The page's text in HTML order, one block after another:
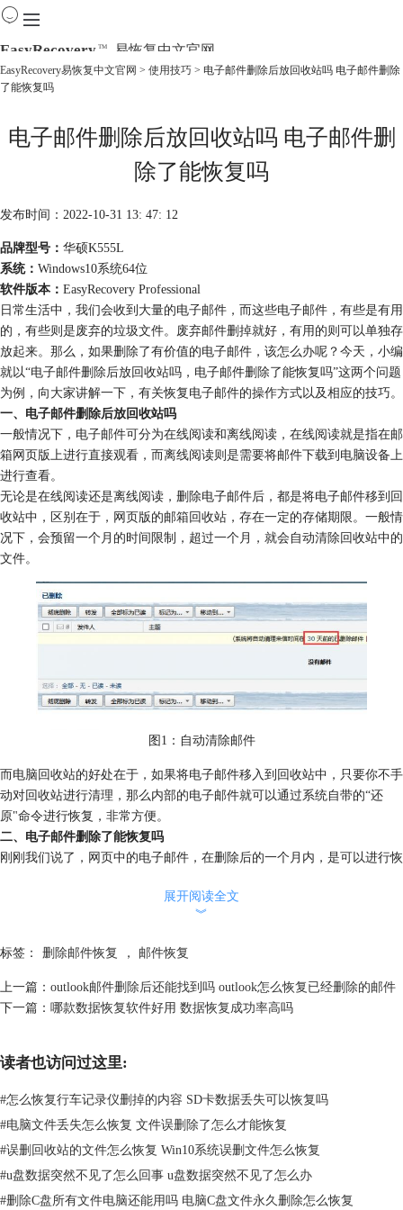
EasyRecovery TM 易恢复中文官网
下载
EasyRecovery易恢复中文官网 > 使用技巧 > 电子邮件删除后放回收站吗 电子邮件删除
了能恢复吗
电子邮件删除后放回收站吗 电子邮件删
除了能恢复吗
发布时间：2022-10-31 13: 47: 12
品牌型号： 华硕K555L
系统： Windows10系统64位
软件版本： EasyRecovery Professional
日常生活中，我们会收到大量的电子邮件，而这些电子邮件，有些是有用
的，有些则是废弃的垃圾文件。废弃邮件删掉就好，有用的则可以单独存
放起来。那么，如果删除了有价值的电子邮件，该怎么办呢？今天，小编
就以“电子邮件删除后放回收站吗，电子邮件删除了能恢复吗”这两个问题
为例，向大家讲解一下，有关恢复电子邮件的操作方式以及相应的技巧。
一、 电子邮件删除后放回收站吗
一般情况下，电子邮件可分为在线阅读和离线阅读，在线阅读就是指在邮
箱网页版上进行直接观看，而离线阅读则是需要将邮件下载到电脑设备上
进行查看。
无论是在线阅读还是离线阅读，删除电子邮件后，都是将电子邮件移到回
收站中，区别在于，网页版的邮箱回收站，存在一定的存储期限。一般情
况下，会预留一个月的时间限制，超过一个月，就会自动清除回收站中的
文件。
图1：自动清除邮件
而电脑回收站的好处在于，如果将电子邮件移入到回收站中，只要你不手
动对回收站进行清理，那么内部的电子邮件就可以通过系统自带的“还
原"命令进行恢复，非常方便。
二、 电子邮件删除了能恢复吗
刚刚我们说了，网页中的电子邮件，在删除后的一个月内，是可以进行恢
在这里，小编向大家推荐一款实用又便捷的数据恢复软件——
EasyRecovery。这是一款专门针对于数据丢失、文件乱码等问题研发的数
据恢复软件，兼容windows和mac双系统平台，可以恢复U盘、磁盘、回收
下面，小编就以这款软件为例，向大家演示一下，恢复删除电子邮件的详
1、选择电子邮件
启动EasyRecovery后，在“选择恢复内容”的操作界面中，勾选第二排的“电
子邮件”选项。选择完成后，点击底部的“下一个”命令。
展开阅读全文
︾
标签： 删除邮件恢复 ， 邮件恢复
上一篇： outlook邮件删除后还能找到吗 outlook怎么恢复已经删除的邮件
下一篇： 哪款数据恢复软件好用 数据恢复成功率高吗
读者也访问过这里:
#怎么恢复行车记录仪删掉的内容 SD卡数据丢失可以恢复吗
#电脑文件丢失怎么恢复 文件误删除了怎么才能恢复
#误删回收站的文件怎么恢复 Win10系统误删文件怎么恢复
#u盘数据突然不见了怎么回事 u盘数据突然不见了怎么办
#删除C盘所有文件电脑还能用吗 电脑C盘文件永久删除怎么恢复